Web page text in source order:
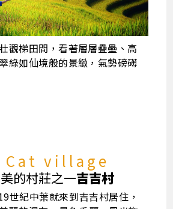
觀梯田間，看著層層疊壘、高
綠如仙境般的景緻，氣勢磅礡
Cat village
的村莊之一吉吉村
世紀中葉就來到吉吉村居住，